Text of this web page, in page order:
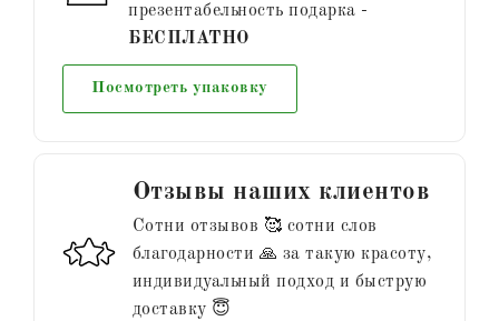
презентабельность подарка -
БЕСПЛАТНО
Посмотреть упаковку
Отзывы наших клиентов
Сотни отзывов 🥰 сотни слов
благодарности 🙏 за такую красоту,
индивидуальный подход и быструю
доставку 😇